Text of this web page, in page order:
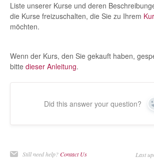
Liste unserer Kurse und deren
die Kurse freizuschalten, die Sie zu Ihrem
möchten.
Wenn der Kurs, den Sie gekauft haben,
bitte dieser Anleitung.
Did this answer your question?
Still need help?Contact Us Last